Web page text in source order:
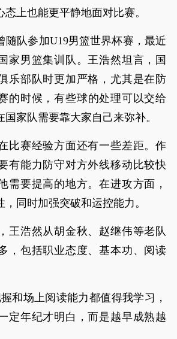
态上也能更平静地面对比赛。
随队参加U19男篮世界杯赛，最近
家男篮集训队。王浩然坦言，国
乐部队时更加严格，尤其是在防
的时候，有些球的处理可以交给
家队需要靠大家自己来弥补。
比赛经验方面还有一些差距。作
有能力防守对方外线移动比较快
需要提高的地方。在进攻方面，
同时加强突破和运控能力。
王浩然从胡金秋、赵继伟等老队
，包括职业态度、基本功、阅读
和场上阅读能力都值得我学习，
定年纪才明白，而是越早成熟越